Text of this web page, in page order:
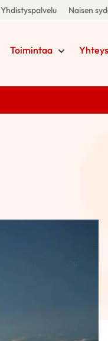
Yhdistyspalvelu Naisen
Toimintaa